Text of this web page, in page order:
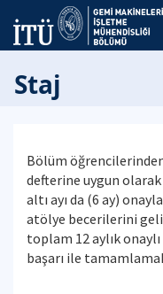
Staj
Bölüm
defterine uygun
altı ayı da (6 ay)
atölye becerilerini
toplam 12 aylık
başarı ile